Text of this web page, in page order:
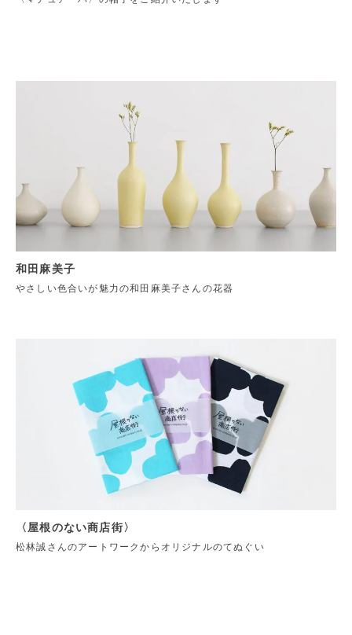
和田麻美子
やさしい色合いが魅力の和田麻美子さんの花器
〈屋根のない商店街〉
松林誠さんのアートワークからオリジナルのてぬぐい